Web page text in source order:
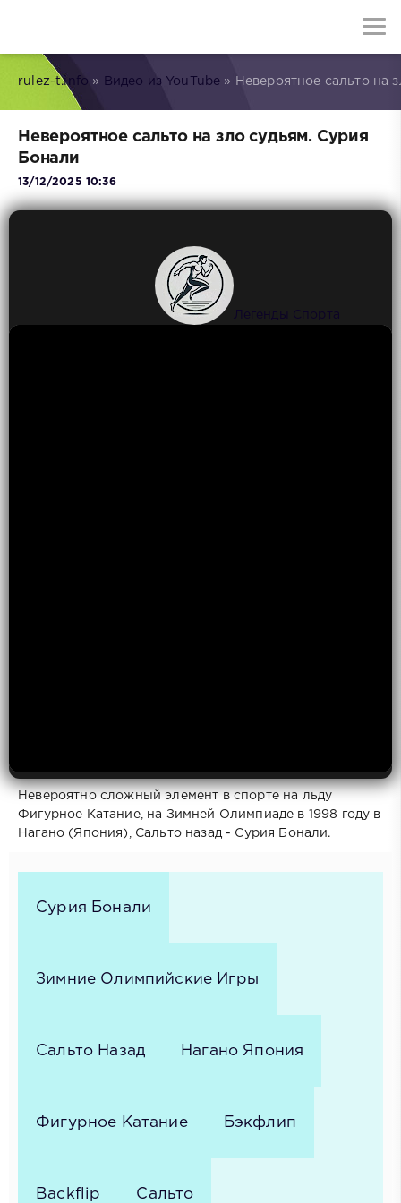
rulez-t.info » Видео из YouTube » Невероятное сальто на
Невероятное сальто на зло судьям. Сурия
Бонали
13/12/2025 10:36
Легенды Спорта
Невероятно сложный элемент в спорте на льду
Фигурное Катание, на Зимней Олимпиаде в 1998 году в
Нагано (Япония), Сальто назад - Сурия Бонали.
Сурия Бонали
Зимние Олимпийские Игры
Сальто Назад Нагано Япония
Фигурное Катание Бэкфлип
Backflip Сальто